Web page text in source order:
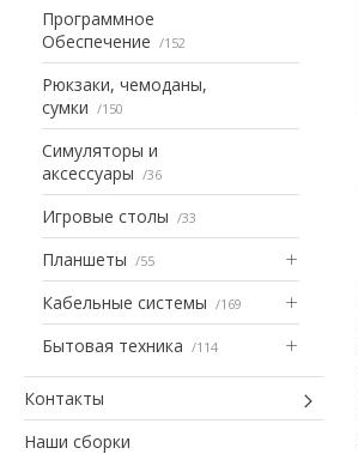
Программное
Обеспечение
152
Рюкзаки, чемоданы,
сумки
150
Симуляторы и
аксессуары
36
Игровые столы 33
Планшеты 55
Кабельные системы 169
Бытовая техника 114
Контакты
Наши сборки